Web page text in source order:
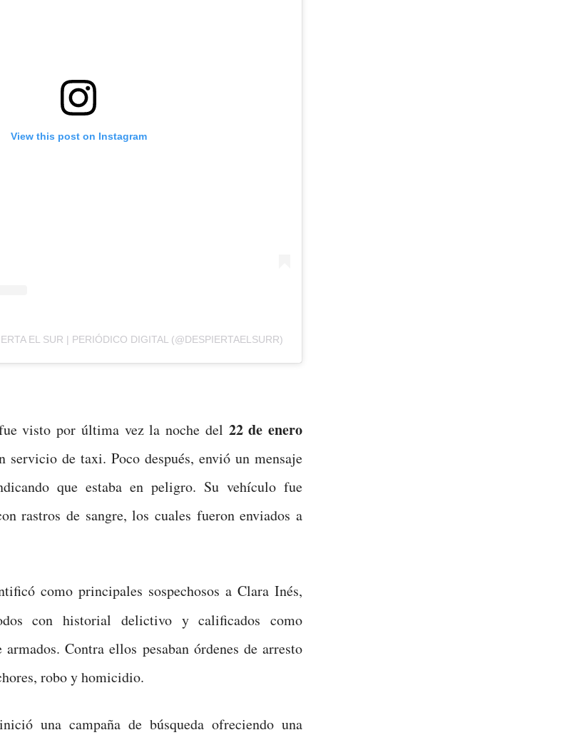
View this post on Instagram
EL SUR | PERIÓDICO DIGITAL (@DESPIERTAELSURR)
visto por última vez la noche del 22 de enero
servicio de taxi. Poco después, envió un mensaje
que estaba en peligro. Su vehículo fue
rastros de sangre, los cuales fueron enviados a
como principales sospechosos a Clara Inés,
con historial delictivo y calificados como
Contra ellos pesaban órdenes de arresto
robo y homicidio.
una campaña de búsqueda ofreciendo una